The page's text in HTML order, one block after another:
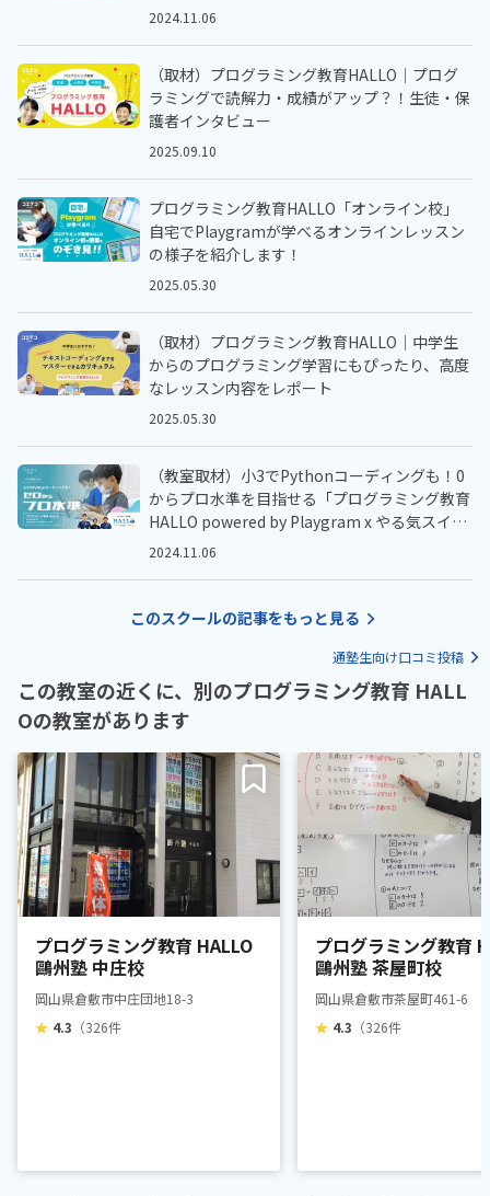
2024.11.06
（取材）プログラミング教育HALLO｜プログ
ラミングで読解力・成績がアップ？！生徒・保
護者インタビュー
2025.09.10
プログラミング教育HALLO「オンライン校」
自宅でPlaygramが学べるオンラインレッスン
の様子を紹介します！
2025.05.30
（取材）プログラミング教育HALLO｜中学生
からのプログラミング学習にもぴったり、高度
なレッスン内容をレポート
2025.05.30
（教室取材）小3でPythonコーディングも！0
からプロ水準を目指せる「プログラミング教育
HALLO powered by Playgram x やる気スイッ
チ™️」
2024.11.06
このスクールの記事をもっと見る
通塾生向け口コミ投稿
この教室の近くに、別のプログラミング教育 HALL
Oの教室があります
プログラミング教育 HALLO
鷗州塾 中庄校
岡山県倉敷市中庄団地18-3
★ 4.3 （326件
プログラミング教育
鷗州塾 茶屋町校
岡山県倉敷市茶屋町461-6
★ 4.3 （326件